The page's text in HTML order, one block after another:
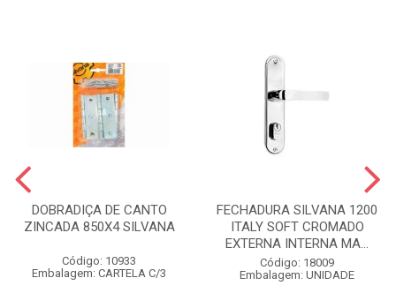
DOBRADIÇA DE CANTO
ZINCADA 850X4 SILVANA
Código: 10933
Embalagem: CARTELA C/3
FECHADURA SILVANA 1200
ITALY SOFT CROMADO
EXTERNA INTERNA MA...
Código: 18009
Embalagem: UNIDADE